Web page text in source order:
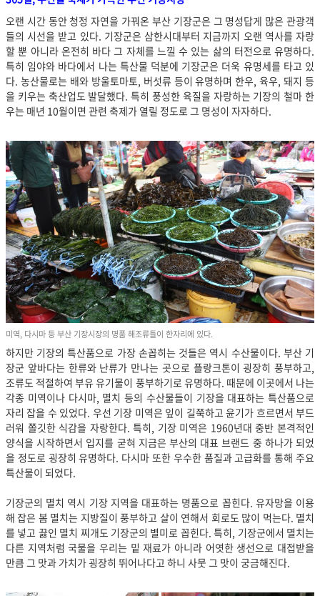
오랜 시간 동안 청정 자연을 가꿔온 부산 기장군은 그 명성답게 많은 관광객
들의 시선을 받고 있다. 기장군은 삼한시대부터 지금까지 오랜 역사를 자랑
할 뿐 아니라 온전히 바다 그 자체를 느낄 수 있는 삶의 터전으로 유명하다.
특히 임야와 바다에서 나는 특산물 덕분에 기장군은 더욱 유명세를 타고 있
다. 농산물로는 배와 방울토마토, 버섯류 등이 유명하며 한우, 육우, 돼지 등
을 키우는 축산업도 발달했다. 특히 풍성한 육질을 자랑하는 기장의 철마 한
우는 매년 10월이면 관련 축제가 열릴 정도로 그 명성이 자자하다.
미역, 다시마 등 부산 기장시장의 명품 해조류들이 한자리에 있다.
하지만 기장의 특산품으로 가장 손꼽히는 것들은 역시 수산물이다. 부산 기
장군 앞바다는 한류와 난류가 만나는 곳으로 플랑크톤이 굉장히 풍부하고,
조류도 적절하여 부유 유기물이 풍부하기로 유명하다. 때문에 이곳에서 나는
각종 미역이나 다시마, 멸치 등의 수산물들이 기장을 대표하는 특산품으로
자리 잡을 수 있었다. 우선 기장 미역은 잎이 길쭉하고 윤기가 흐르면서 부드
러워 쫄깃한 식감을 자랑한다. 특히, 기장 미역은 1960년대 중반 본격적인
양식을 시작하면서 입지를 굳혀 지금은 부산의 대표 브랜드 중 하나가 되었
을 정도로 굉장히 유명하다. 다시마 또한 우수한 품질과 고급화를 통해 주요
특산물이 되었다.
기장군의 멸치 역시 기장 지역을 대표하는 명품으로 꼽힌다. 유자망을 이용
해 잡은 봄 멸치는 지방질이 풍부하고 살이 연해서 회로도 많이 먹는다. 멸치
를 넣고 끓인 멸치 찌개도 기장군의 별미로 꼽힌다. 특히, 기장군에서 멸치는
다른 지역처럼 국물을 우리는 밑 재료가 아니라 어엿한 생선으로 대접받을
만큼 그 맛과 가치가 굉장히 뛰어나다고 하니 사뭇 그 맛이 궁금해진다.